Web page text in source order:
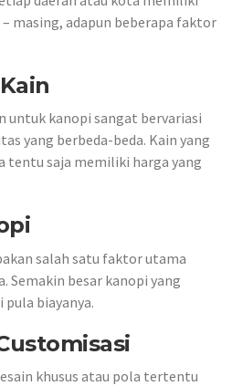
masing, adapun beberapa faktor
untuk kanopi sangat bervariasi
yang berbeda-beda. Kain yang
tentu saja memiliki harga yang
salah satu faktor utama
Semakin besar kanopi yang
biayanya.
khusus atau pola tertentu